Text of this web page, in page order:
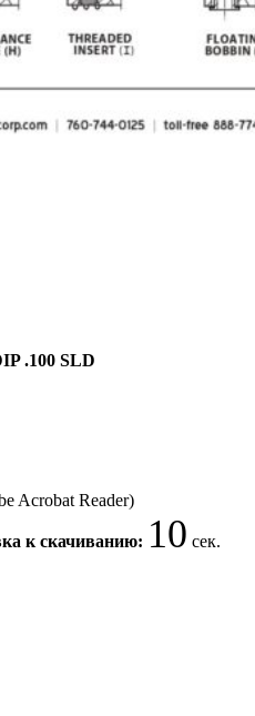
.100 SLD
Acrobat Reader)
к скачиванию: 10 сек.